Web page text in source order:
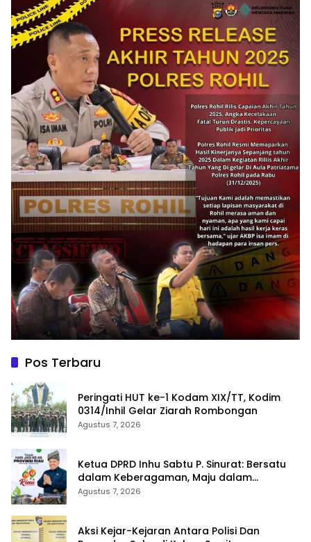
Pos Terbaru
Peringati HUT ke-1 Kodam XIX/TT, Kodim
0314/Inhil Gelar Ziarah Rombongan
Agustus 7, 2026
Ketua DPRD Inhu Sabtu P. Sinurat: Bersatu
dalam Keberagaman, Maju dalam
Pembangunan di HUT ke-69 Provinsi Riau
Agustus 7, 2026
Aksi Kejar-Kejaran Antara Polisi Dan